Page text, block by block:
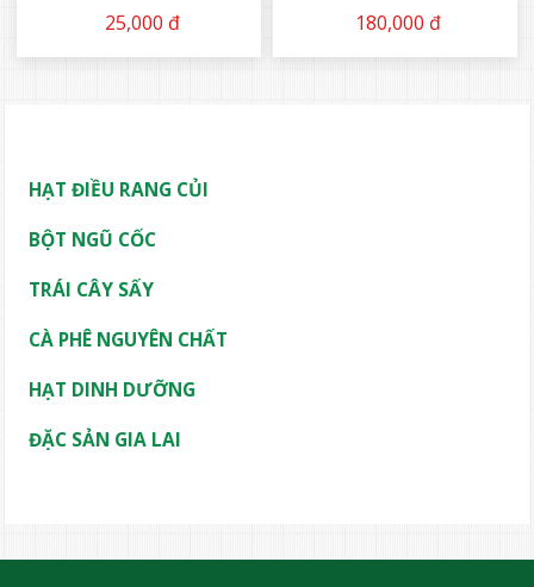
25,000 đ 180,000 đ
HẠT ĐIỀU RANG CỦI
BỘT NGŨ CỐC
TRÁI CÂY SẤY
CÀ PHÊ NGUYÊN CHẤT
HẠT DINH DƯỠNG
ĐẶC SẢN GIA LAI